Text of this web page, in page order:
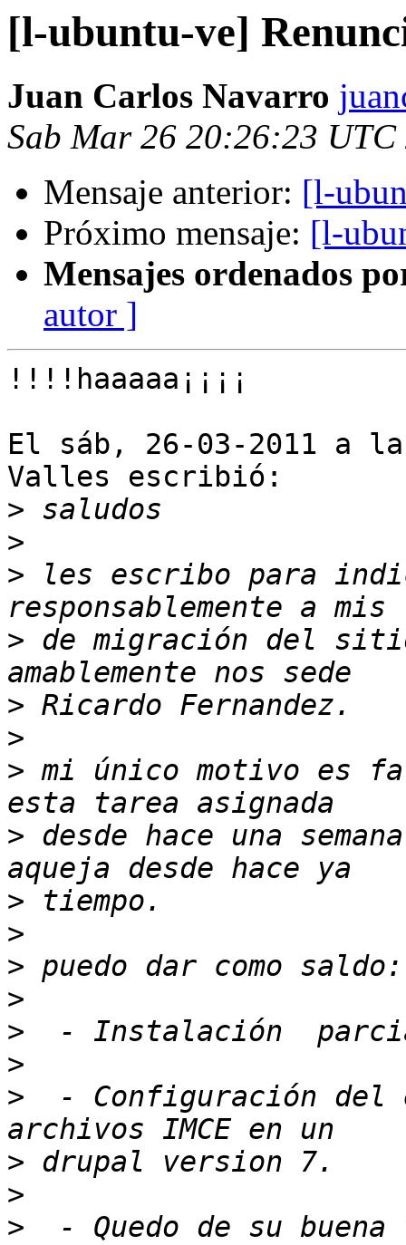
[l-ubuntu-ve]
Juan Carlos Navarro
Sab Mar 26 20:26:23 UTC
Mensaje anterior: [l-
Próximo mensaje: [l-
Mensajes ordenados
autor ]
!!!!haaaaa¡¡¡¡
El sáb, 26-03-2011 a
Valles escribió:
>
>
> les escribo para
> de migración del
>
>
> mi único motivo es
> desde hace una
>
>
>
>
>
>
>
- Configuración del
>
>
>
- Quedo de su buena